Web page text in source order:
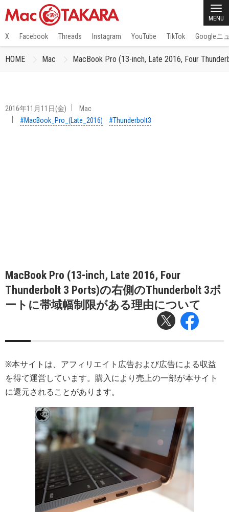
MENU
X Facebook Threads Instagram YouTube TikTok Googleニ
HOME Mac MacBook Pro (13-inch, Late 2016, Four
2016年11月11日(金)
Mac
#MacBook_Pro_(Late_2016)
#Thunderbolt3
MacBook Pro (13-inch, Late 2016, Four
Thunderbolt 3 Ports)の右側のThunderbolt 3ポ
ートに帯域幅制限がある理由について
※本サイトは、アフィリエイト広告および広告による収益
を得て運営しています。購入により売上の一部が本サイト
に還元されることがあります。